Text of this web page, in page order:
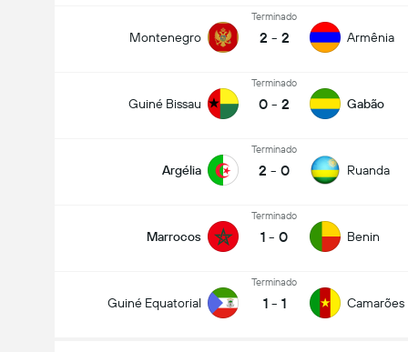
Montenegro
Terminado
2 - 2 Armênia
Guiné Bissau
Terminado
0 - 2 Gabão
Argélia
Terminado
2 - 0 Ruanda
Marrocos
Terminado
1 - 0 Benin
Guiné Equatorial
Terminado
1 - 1 Camarões